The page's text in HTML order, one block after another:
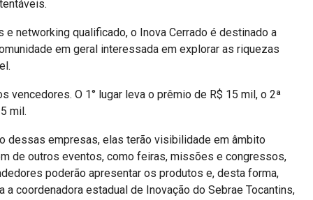
networking qualificado, o Inova Cerrado é destinado a
em geral interessada em explorar as riquezas
vencedores. O 1° lugar leva o prêmio de R$ 15 mil, o 2ª
mil.
dessas empresas, elas terão visibilidade em âmbito
de outros eventos, como feiras, missões e congressos,
poderão apresentar os produtos e, desta forma,
coordenadora estadual de Inovação do Sebrae Tocantins,